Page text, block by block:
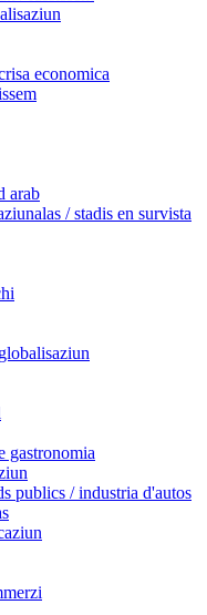
economica
arab
/ stadis en survista
gastronomia
publics / industria d'autos